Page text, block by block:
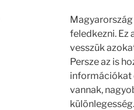
feledkezni. Ez
vesszük
Persze az is
információkat
vannak,
különlegesség.